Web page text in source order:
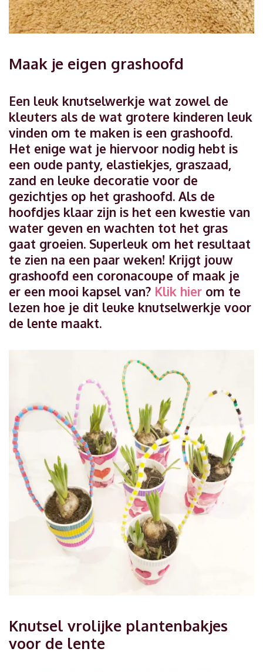
Maak je eigen grashoofd
Een leuk knutselwerkje wat zowel de
kleuters als de wat grotere kinderen leuk
vinden om te maken is een grashoofd.
Het enige wat je hiervoor nodig hebt is
een oude panty, elastiekjes, graszaad,
zand en leuke decoratie voor de
gezichtjes op het grashoofd. Als de
hoofdjes klaar zijn is het een kwestie van
water geven en wachten tot het gras
gaat groeien. Superleuk om het resultaat
te zien na een paar weken! Krijgt jouw
grashoofd een coronacoupe of maak je
er een mooi kapsel van? Klik hier om te
lezen hoe je dit leuke knutselwerkje voor
de lente maakt.
Knutsel vrolijke plantenbakjes
voor de lente